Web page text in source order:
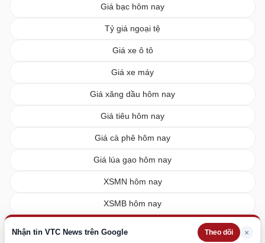
Nhận tin VTC News trên Google Theo dõi ×
Giá bạc hôm nay
Tỷ giá ngoại tệ
Giá xe ô tô
Giá xe máy
Giá xăng dầu hôm nay
Giá tiêu hôm nay
Giá cà phê hôm nay
Giá lúa gạo hôm nay
XSMN hôm nay
XSMB hôm nay